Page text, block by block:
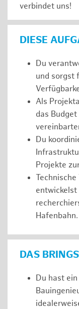
verbindet uns!
DIESE
Du
und sorgst
Als
das
Du
Projekte
entwickelst
Hafenbahn.
DAS
Du hast